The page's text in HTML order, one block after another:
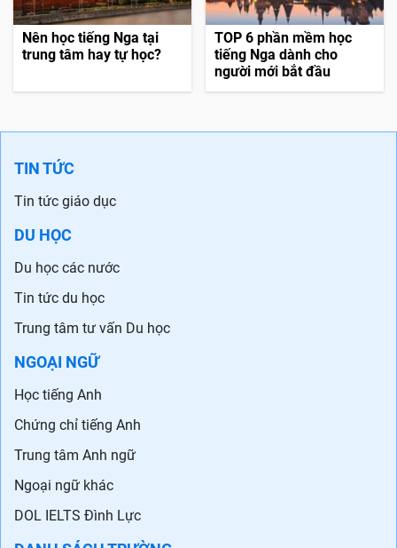
Nên học tiếng Nga tại
trung tâm hay tự học?
TOP 6 phần mềm học
tiếng Nga dành cho
người mới bắt đầu
TIN TỨC
Tin tức giáo dục
DU HỌC
Du học các nước
Tin tức du học
Trung tâm tư vấn Du học
NGOẠI NGỮ
Học tiếng Anh
Chứng chỉ tiếng Anh
Trung tâm Anh ngữ
Ngoại ngữ khác
DOL IELTS Đình Lực